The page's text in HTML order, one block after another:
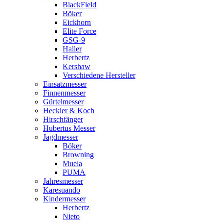
BlackField
Böker
Eickhorn
Elite Force
GSG-9
Haller
Herbertz
Kershaw
Verschiedene Hersteller
Einsatzmesser
Finnenmesser
Gürtelmesser
Heckler & Koch
Hirschfänger
Hubertus Messer
Jagdmesser
Böker
Browning
Muela
PUMA
Jahresmesser
Karesuando
Kindermesser
Herbertz
Nieto